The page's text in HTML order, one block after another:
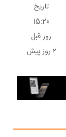
تاریخ
15:20
روز قبل
۲ روز پیش